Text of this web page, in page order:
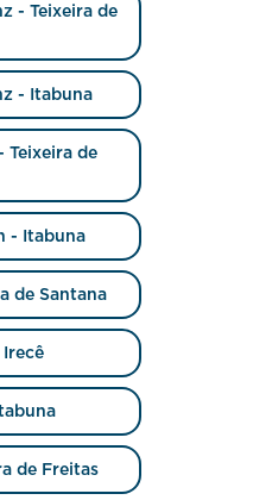
- Teixeira de
- Itabuna
Teixeira de
- Itabuna
de Santana
Irecê
de Freitas